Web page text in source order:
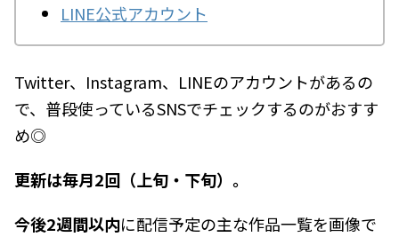
LINE公式アカウント
Twitter、Instagram、LINEのアカウントがあるの
で、普段使っているSNSでチェックするのがおすす
め◎
更新は毎月2回（上旬・下旬）。
今後2週間以内に配信予定の主な作品一覧を画像で